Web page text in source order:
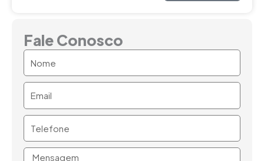
Fale Conosco
Mensagem